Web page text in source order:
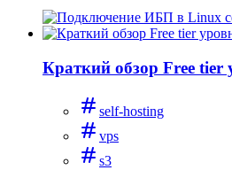
Краткий обзор Free tier
self-hosting
vps
s3